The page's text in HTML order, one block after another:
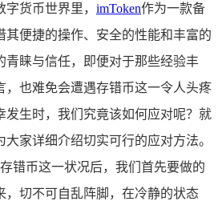
货币世界里， imToken作为一款备
其便捷的操作、安全的性能和丰富的
青睐与信任，即便对于那些经验丰
，也难免会遭遇存错币这一令人头疼
发生时，我们究竟该如何应对呢？就
家详细介绍切实可行的应对方法。
错币这一状况后，我们首先要做的
，切不可自乱阵脚，在冷静的状态